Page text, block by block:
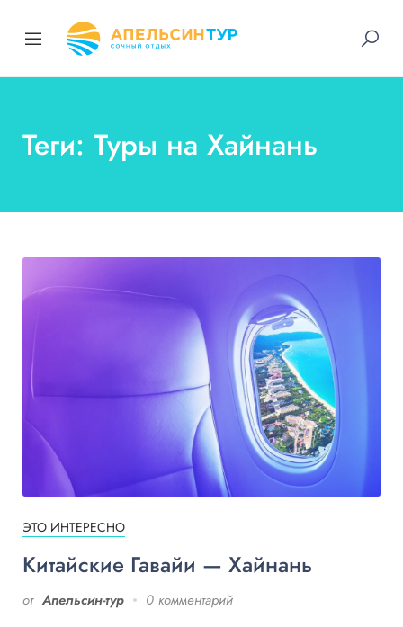
Теги: Туры на Хайнань
ЭТО ИНТЕРЕСНО
Китайские Гавайи — Хайнань
от Апельсин-тур 0 комментарий